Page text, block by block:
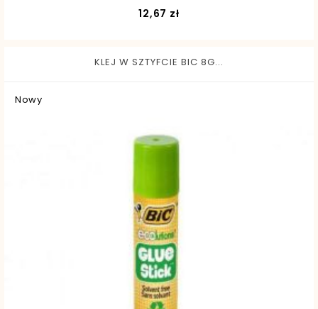
12,67 zł
KLEJ W SZTYFCIE BIC 8G...
Nowy